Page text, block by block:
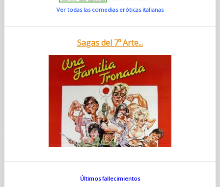
Ver todas las comedias eróticas italianas
Sagas del 7º Arte...
Últimos fallecimientos